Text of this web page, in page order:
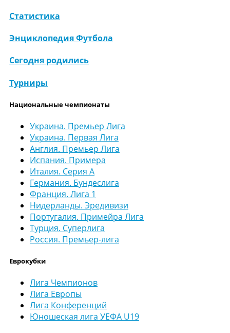
Статистика
Энциклопедия Футбола
Сегодня родились
Турниры
Национальные чемпионаты
Украина. Премьер Лига
Украина. Первая Лига
Англия. Премьер Лига
Испания. Примера
Италия. Серия А
Германия. Бундеслига
Франция. Лига 1
Нидерланды. Эредивизи
Португалия. Примейра Лига
Турция. Суперлига
Россия. Премьер-лига
Еврокубки
Лига Чемпионов
Лига Европы
Лига Конференций
Юношеская лига УЕФА U19